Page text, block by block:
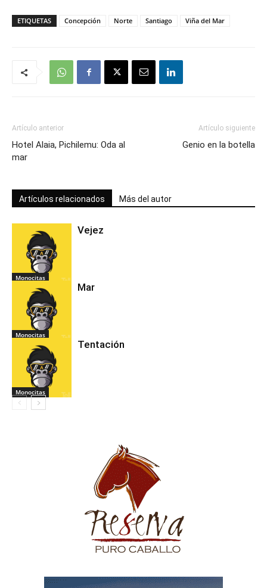
ETIQUETAS Concepción Norte Santiago Viña del Mar
Artículo anterior
Hotel Alaia, Pichilemu: Oda al
mar
Artículo siguiente
Genio en la botella
Artículos relacionados Más del autor
Monocitas
Vejez
Monocitas
Mar
Monocitas
Tentación